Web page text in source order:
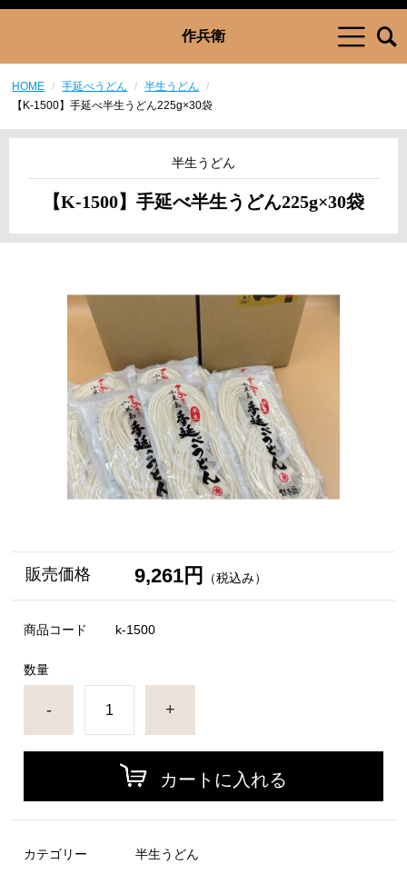
作兵衛
HOME 手延べうどん
半生うどん
【K-1500】手延べ半生うどん225g×30袋
半生うどん
【K-1500】手延べ半生うどん225g×30袋
販売価格 9,261円 （税込み）
商品コード k-1500
数量
- +
カートに入れる
カテゴリー 半生うどん